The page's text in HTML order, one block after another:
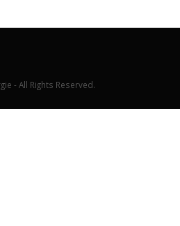
- All Rights Reserved.